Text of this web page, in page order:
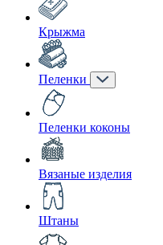
Крыжма
Пеленки
Пеленки коконы
Вязаные изделия
Штаны